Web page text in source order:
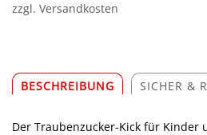
zzgl. Versandkosten
BESCHREIBUNG SICHER &
Der Traubenzucker-Kick für Kinder